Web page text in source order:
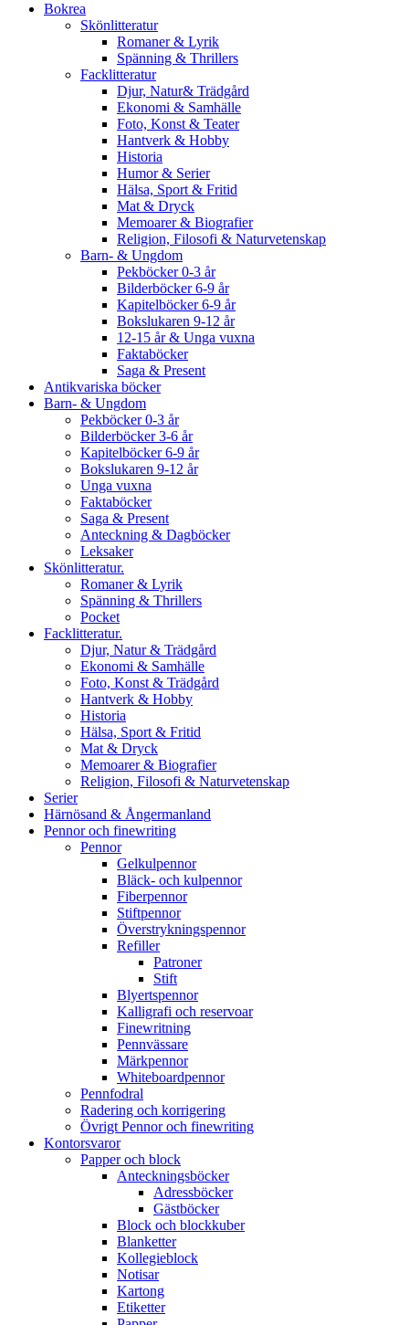
Bokrea
Skönlitteratur
Romaner & Lyrik
Spänning & Thrillers
Facklitteratur
Djur, Natur& Trädgård
Ekonomi & Samhälle
Foto, Konst & Teater
Hantverk & Hobby
Historia
Humor & Serier
Hälsa, Sport & Fritid
Mat & Dryck
Memoarer & Biografier
Religion, Filosofi & Naturvetenskap
Barn- & Ungdom
Pekböcker 0-3 år
Bilderböcker 6-9 år
Kapitelböcker 6-9 år
Bokslukaren 9-12 år
12-15 år & Unga vuxna
Faktaböcker
Saga & Present
Antikvariska böcker
Barn- & Ungdom
Pekböcker 0-3 år
Bilderböcker 3-6 år
Kapitelböcker 6-9 år
Bokslukaren 9-12 år
Unga vuxna
Faktaböcker
Saga & Present
Anteckning & Dagböcker
Leksaker
Skönlitteratur.
Romaner & Lyrik
Spänning & Thrillers
Pocket
Facklitteratur.
Djur, Natur & Trädgård
Ekonomi & Samhälle
Foto, Konst & Trädgård
Hantverk & Hobby
Historia
Hälsa, Sport & Fritid
Mat & Dryck
Memoarer & Biografier
Religion, Filosofi & Naturvetenskap
Serier
Härnösand & Ångermanland
Pennor och finewriting
Pennor
Gelkulpennor
Bläck- och kulpennor
Fiberpennor
Stiftpennor
Överstrykningspennor
Refiller
Patroner
Stift
Blyertspennor
Kalligrafi och reservoar
Finewritning
Pennvässare
Märkpennor
Whiteboardpennor
Pennfodral
Radering och korrigering
Övrigt Pennor och finewriting
Kontorsvaror
Papper och block
Anteckningsböcker
Adressböcker
Gästböcker
Block och blockkuber
Blanketter
Kollegieblock
Notisar
Kartong
Etiketter